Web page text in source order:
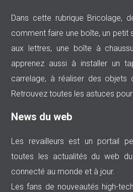
Dans cette rubrique Bricolage,
comment faire une boîte, un petit
aux lettres, une boîte à
apprenez aussi à installer un
carrelage, à réaliser des objets
Retrouvez toutes les astuces
News du web
Les revailleurs est un portail
toutes les actualités du web
connecté au monde et à jour.
Les fans de nouveautés high-